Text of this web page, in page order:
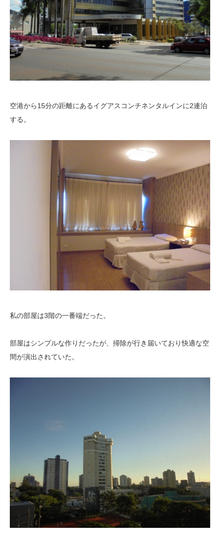
空港から15分の距離にあるイグアスコンチネンタルインに2連泊
する。
私の部屋は3階の一番端だった。
部屋はシンプルな作りだったが、掃除が行き届いており快適な空
間が演出されていた。